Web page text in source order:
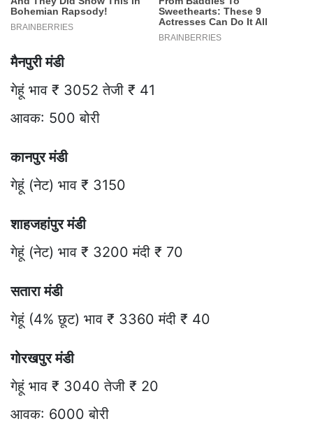
मैनपुरी मंडी
गेहूं भाव ₹ 3052 तेजी ₹ 41
आवक: 500 बोरी
कानपुर मंडी
गेहूं (नेट) भाव ₹ 3150
शाहजहांपुर मंडी
गेहूं (नेट) भाव ₹ 3200 मंदी ₹ 70
सतारा मंडी
गेहूं (4% छूट) भाव ₹ 3360 मंदी ₹ 40
गोरखपुर मंडी
गेहूं भाव ₹ 3040 तेजी ₹ 20
आवक: 6000 बोरी